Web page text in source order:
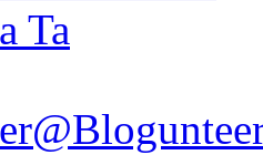
Ta